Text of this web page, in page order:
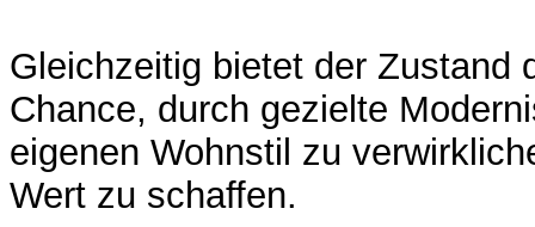
Gleichzeitig bietet der Zustand
Chance, durch gezielte
eigenen Wohnstil zu
Wert zu schaffen.